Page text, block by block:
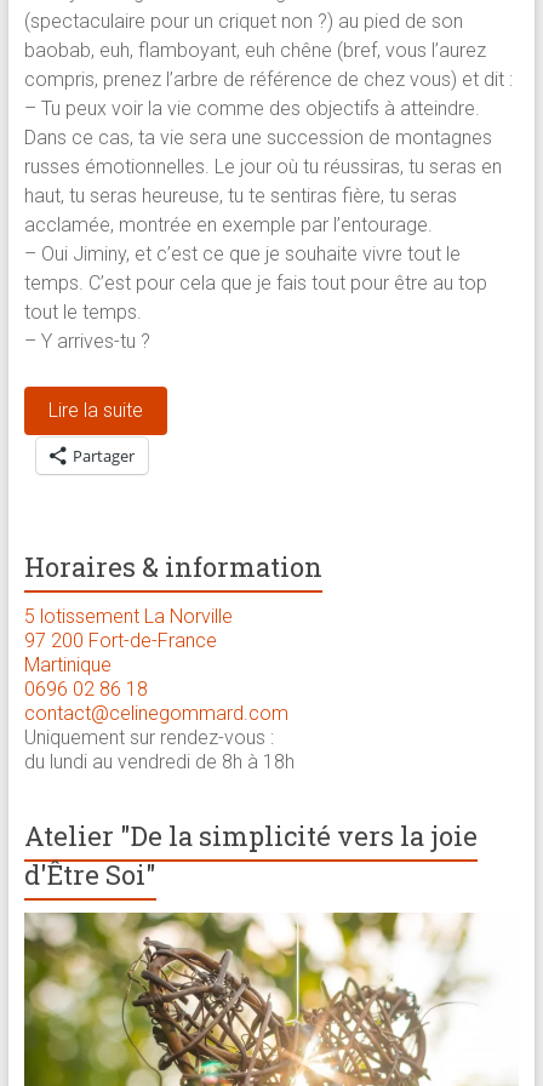
(spectaculaire pour un criquet non ?) au pied de son
baobab, euh, flamboyant, euh chêne (bref, vous l’aurez
compris, prenez l’arbre de référence de chez vous) et dit :
– Tu peux voir la vie comme des objectifs à atteindre.
Dans ce cas, ta vie sera une succession de montagnes
russes émotionnelles. Le jour où tu réussiras, tu seras en
haut, tu seras heureuse, tu te sentiras fière, tu seras
acclamée, montrée en exemple par l’entourage.
– Oui Jiminy, et c’est ce que je souhaite vivre tout le
temps. C’est pour cela que je fais tout pour être au top
tout le temps.
– Y arrives-tu ?
Lire la suite
Partager
Horaires & information
5 lotissement La Norville
97 200 Fort-de-France
Martinique
0696 02 86 18
contact@celinegommard.com
Uniquement sur rendez-vous :
du lundi au vendredi de 8h à 18h
Atelier "De la simplicité vers la joie
d'Être Soi"